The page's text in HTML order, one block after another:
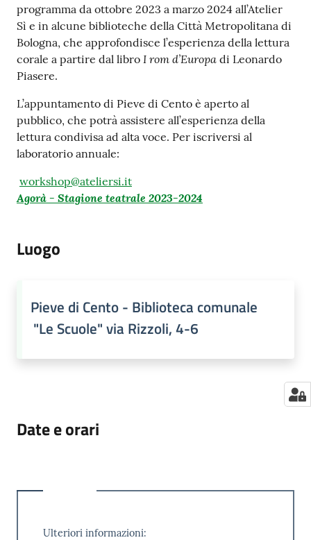
programma da ottobre 2023 a marzo 2024 all’Atelier
Sì e in alcune biblioteche della Città Metropolitana di
Bologna, che approfondisce l’esperienza della lettura
corale a partire dal libro I rom d’Europa di Leonardo
Piasere.
L’appuntamento di Pieve di Cento è aperto al
pubblico, che potrà assistere all’esperienza della
lettura condivisa ad alta voce. Per iscriversi al
laboratorio annuale:
workshop@ateliersi.it
Agorà - Stagione teatrale 2023-2024
Luogo
Pieve di Cento - Biblioteca comunale
"Le Scuole" via Rizzoli, 4-6
Date e orari
Ulteriori informazioni: